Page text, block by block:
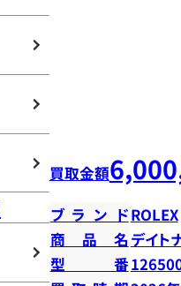
買取金額
ブランドROLEX
商品名 デイ
型番